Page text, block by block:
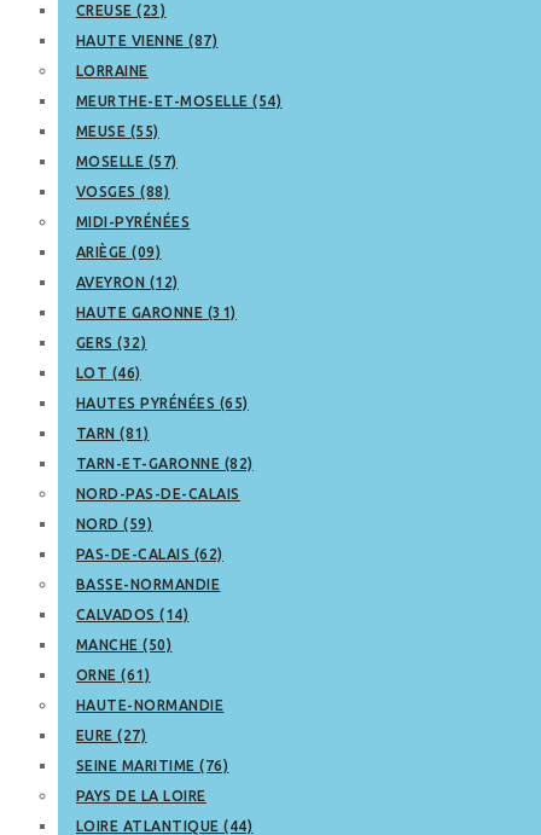
CREUSE (23)
HAUTE VIENNE (87)
LORRAINE
MEURTHE-ET-MOSELLE (54)
MEUSE (55)
MOSELLE (57)
VOSGES (88)
MIDI-PYRÉNÉES
ARIÈGE (09)
AVEYRON (12)
HAUTE GARONNE (31)
GERS (32)
LOT (46)
HAUTES PYRÉNÉES (65)
TARN (81)
TARN-ET-GARONNE (82)
NORD-PAS-DE-CALAIS
NORD (59)
PAS-DE-CALAIS (62)
BASSE-NORMANDIE
CALVADOS (14)
MANCHE (50)
ORNE (61)
HAUTE-NORMANDIE
EURE (27)
SEINE MARITIME (76)
PAYS DE LA LOIRE
LOIRE ATLANTIQUE (44)